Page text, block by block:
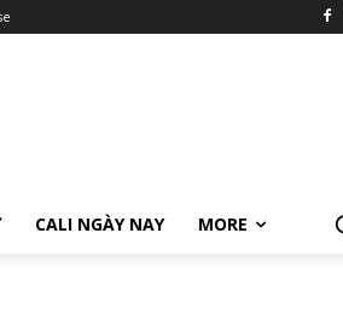
CALI NGÀY NAY MORE